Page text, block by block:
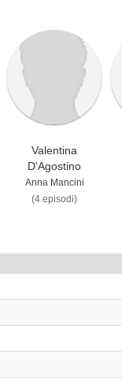
Valentina
D'Agostino
Anna Mancini
(4 episodi)